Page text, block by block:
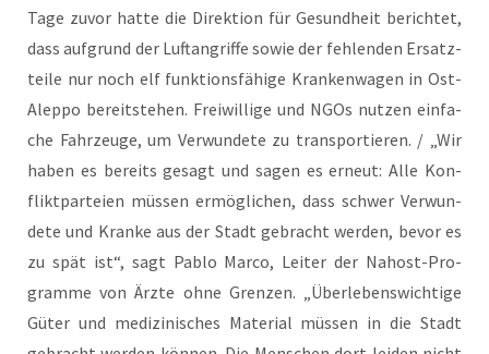
Tage zuvor hat­te die Direk­ti­on für Gesund­heit berich­tet,
dass auf­grund der Luft­an­grif­fe sowie der feh­len­den Ersatz­
tei­le nur noch elf funk­ti­ons­fä­hi­ge Kran­ken­wa­gen in Ost-
Alep­po bereit­ste­hen. Frei­wil­li­ge und NGOs nut­zen ein­fa­
che Fahr­zeu­ge, um Ver­wun­de­te zu trans­por­tie­ren. / „Wir
haben es bereits gesagt und sagen es erneut: Alle Kon­
flikt­par­tei­en müs­sen ermög­li­chen, dass schwer Ver­wun­
de­te und Kran­ke aus der Stadt gebracht wer­den, bevor es
zu spät ist“, sagt Pablo Mar­co, Lei­ter der Nah­ost-Pro­
gram­me von Ärz­te ohne Gren­zen. „Über­le­bens­wich­ti­ge
Güter und medi­zi­ni­sches Mate­ri­al müs­sen in die Stadt